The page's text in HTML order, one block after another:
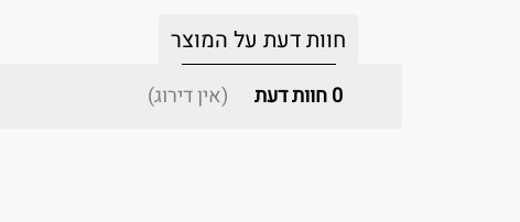
חוות דעת על המוצר
0חוות דעת (אין דירוג)